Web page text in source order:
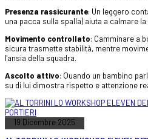
Presenza rassicurante: Un leggero
una pacca sulla spalla) aiuta a calmare
Movimento controllato: Camminare a
sicura trasmette stabilità, mentre
l'ansia della squadra.
Ascolto attivo: Quando un bambino
su di lui dimostra rispetto e attenzione
19 Dicembre 2025